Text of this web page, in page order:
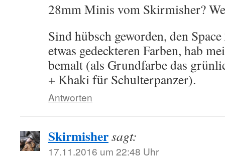
28mm Minis vom Skirmisher?
Sind hübsch geworden, den
etwas gedeckteren Farben, hab
bemalt (als Grundfarbe das
+ Khaki für Schulterpanzer).
Antworten
Skirmishersagt:
17.11.2016 um 22:48 Uhr